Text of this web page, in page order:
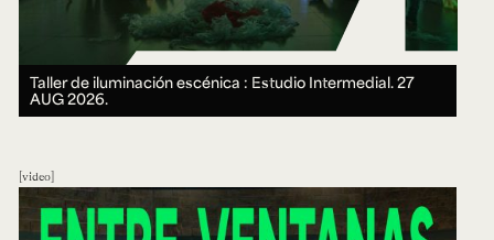
Taller de iluminación escénica : Estudio Intermedial.27
AUG 2026.
video